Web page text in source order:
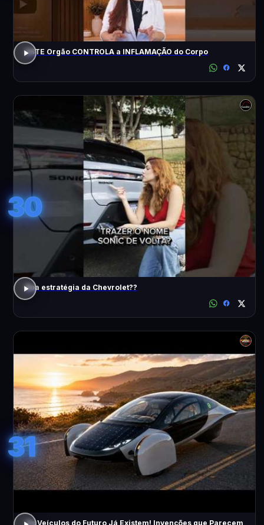
ESTE Orgão CONTROLA a INFLAMAÇÃO do Corpo
30
Boa estratégia da Chevrolet??
31
Os Veículos do Futuro Já Existem! Invenções que Parecem